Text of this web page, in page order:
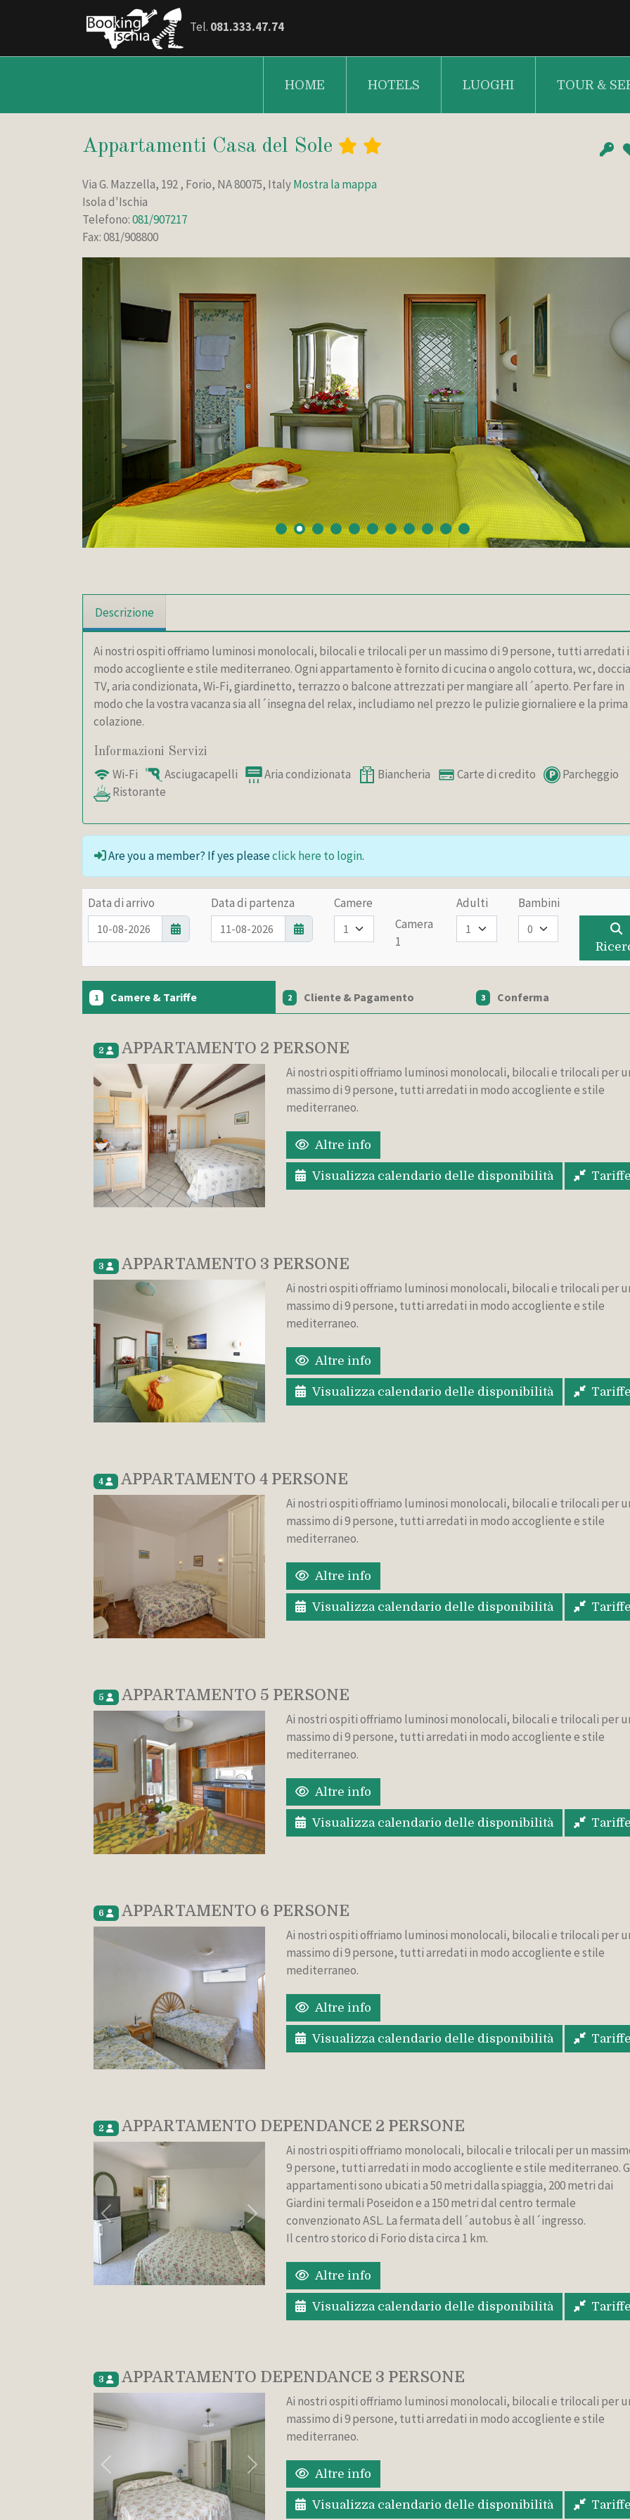
Tel. 081.333.47.74
HOME HOTELS LUOGHI TOUR &
Appartamenti Casa del Sole
Via G. Mazzella, 192 , Forio, NA 80075, ItalyMostra la mappa
Isola d'Ischia
Telefono:081/907217
Fax: 081/908800
Descrizione
Ai nostri ospiti offriamo luminosi monolocali, bilocali e trilocali per un massimo di 9 persone, tutti arredati
modo accogliente e stile mediterraneo. Ogni appartamento è fornito di cucina o angolo cottura, wc,
TV, aria condizionata, Wi-Fi, giardinetto, terrazzo o balcone attrezzati per mangiare all´aperto. Per fare in
modo che la vostra vacanza sia all´insegna del relax, includiamo nel prezzo le pulizie giornaliere e la prima
colazione.
Informazioni Servizi
Wi-Fi Asciugacapelli Aria condizionata Biancheria Carte di credito
Parcheggio
Ristorante
Are you a member? If yes pleaseclick here to login.
Data di arrivo Data di partenza
Camere
Camera
1
Adulti Bambini
1 Camere & Tariffe 2 Cliente & Pagamento 3 Conferma
2 APPARTAMENTO 2 PERSONE
Ai nostri ospiti offriamo luminosi monolocali, bilocali e trilocali per
massimo di 9 persone, tutti arredati in modo accogliente e stile
mediterraneo.
Altre info
Visualizza calendario delle disponibilità
3 APPARTAMENTO 3 PERSONE
Ai nostri ospiti offriamo luminosi monolocali, bilocali e trilocali per
massimo di 9 persone, tutti arredati in modo accogliente e stile
mediterraneo.
Altre info
Visualizza calendario delle disponibilità
4 APPARTAMENTO 4 PERSONE
Ai nostri ospiti offriamo luminosi monolocali, bilocali e trilocali per
massimo di 9 persone, tutti arredati in modo accogliente e stile
mediterraneo.
Altre info
Visualizza calendario delle disponibilità
5 APPARTAMENTO 5 PERSONE
Ai nostri ospiti offriamo luminosi monolocali, bilocali e trilocali per
massimo di 9 persone, tutti arredati in modo accogliente e stile
mediterraneo.
Altre info
Visualizza calendario delle disponibilità
6 APPARTAMENTO 6 PERSONE
Ai nostri ospiti offriamo luminosi monolocali, bilocali e trilocali per
massimo di 9 persone, tutti arredati in modo accogliente e stile
mediterraneo.
Altre info
Visualizza calendario delle disponibilità
2 APPARTAMENTO DEPENDANCE 2 PERSONE
Indietro Avanti
Ai nostri ospiti offriamo monolocali, bilocali e trilocali per un
9 persone, tutti arredati in modo accogliente e stile mediterraneo.
appartamenti sono ubicati a 50 metri dalla spiaggia, 200 metri dai
Giardini termali Poseidon e a 150 metri dal centro termale
convenzionato ASL. La fermata dell´autobus è all´ingresso.
Il centro storico di Forio dista circa 1 km.
Altre info
Visualizza calendario delle disponibilità
3 APPARTAMENTO DEPENDANCE 3 PERSONE
Indietro Avanti
Ai nostri ospiti offriamo luminosi monolocali, bilocali e trilocali per
massimo di 9 persone, tutti arredati in modo accogliente e stile
mediterraneo.
Altre info
Visualizza calendario delle disponibilità